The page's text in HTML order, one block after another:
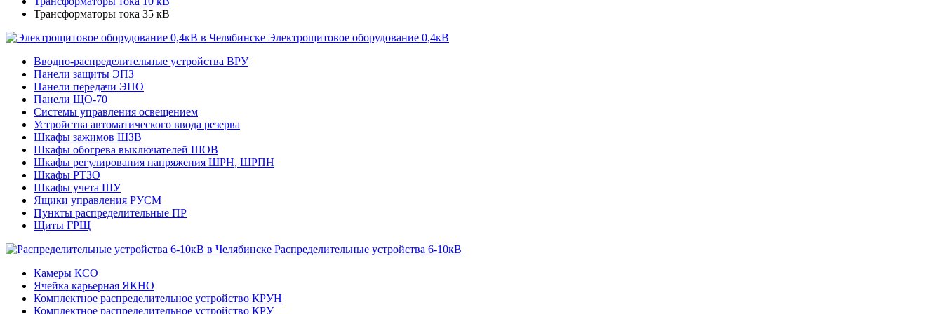
Трансформаторы тока 35 кВ
Электрощитовое оборудование 0,4кВ
Вводно-распределительные устройства ВРУ
Панели защиты ЭПЗ
Панели передачи ЭПО
Панели ЩО-70
Системы управления освещением
Устройства автоматического ввода резерва
Шкафы зажимов ШЗВ
Шкафы обогрева выключателей ШОВ
Шкафы регулирования напряжения ШРН, ШРПН
Шкафы РТЗО
Шкафы учета ШУ
Ящики управления РУСМ
Пункты распределительные ПР
Щиты ГРЩ
Распределительные устройства 6-10кВ
Камеры КСО
Ячейка карьерная ЯКНО
Комплектное распределительное устройство КРУН
Комплектное распределительное устройство КРУ